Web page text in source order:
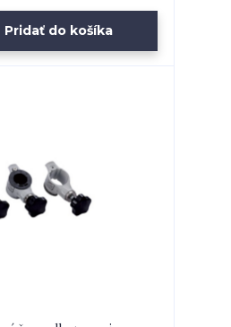
Pridať do košíka